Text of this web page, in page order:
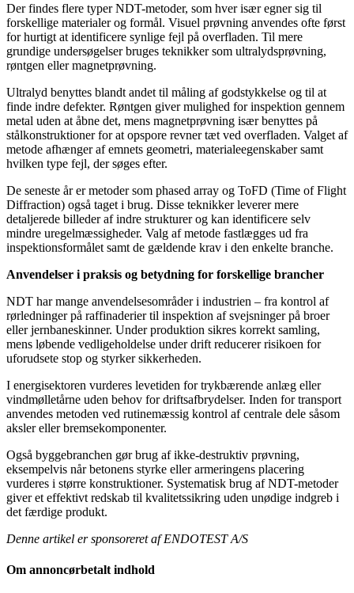
Der findes flere typer NDT-metoder, som hver især egner sig til
forskellige materialer og formål. Visuel prøvning anvendes ofte først
for hurtigt at identificere synlige fejl på overfladen. Til mere
grundige undersøgelser bruges teknikker som ultralydsprøvning,
røntgen eller magnetprøvning.
Ultralyd benyttes blandt andet til måling af godstykkelse og til at
finde indre defekter. Røntgen giver mulighed for inspektion gennem
metal uden at åbne det, mens magnetprøvning især benyttes på
stålkonstruktioner for at opspore revner tæt ved overfladen. Valget af
metode afhænger af emnets geometri, materialeegenskaber samt
hvilken type fejl, der søges efter.
De seneste år er metoder som phased array og ToFD (Time of Flight
Diffraction) også taget i brug. Disse teknikker leverer mere
detaljerede billeder af indre strukturer og kan identificere selv
mindre uregelmæssigheder. Valg af metode fastlægges ud fra
inspektionsformålet samt de gældende krav i den enkelte branche.
Anvendelser i praksis og betydning for forskellige brancher
NDT har mange anvendelsesområder i industrien – fra kontrol af
rørledninger på raffinaderier til inspektion af svejsninger på broer
eller jernbaneskinner. Under produktion sikres korrekt samling,
mens løbende vedligeholdelse under drift reducerer risikoen for
uforudsete stop og styrker sikkerheden.
I energisektoren vurderes levetiden for trykbærende anlæg eller
vindmølletårne uden behov for driftsafbrydelser. Inden for transport
anvendes metoden ved rutinemæssig kontrol af centrale dele såsom
aksler eller bremsekomponenter.
Også byggebranchen gør brug af ikke-destruktiv prøvning,
eksempelvis når betonens styrke eller armeringens placering
vurderes i større konstruktioner. Systematisk brug af NDT-metoder
giver et effektivt redskab til kvalitetssikring uden unødige indgreb i
det færdige produkt.
Denne artikel er sponsoreret af ENDOTEST A/S
Om annoncørbetalt indhold